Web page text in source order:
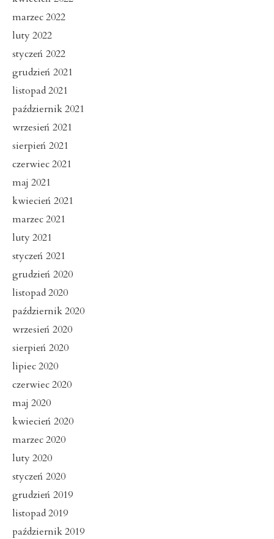
marzec 2022
luty 2022
styczeń 2022
grudzień 2021
listopad 2021
październik 2021
wrzesień 2021
sierpień 2021
czerwiec 2021
maj 2021
kwiecień 2021
marzec 2021
luty 2021
styczeń 2021
grudzień 2020
listopad 2020
październik 2020
wrzesień 2020
sierpień 2020
lipiec 2020
czerwiec 2020
maj 2020
kwiecień 2020
marzec 2020
luty 2020
styczeń 2020
grudzień 2019
listopad 2019
październik 2019